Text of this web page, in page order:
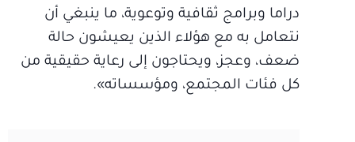
دراما وبرامج ثقافية وتوعوية، ما ينبغي أن
نتعامل به مع هؤلاء الذين يعيشون حالة
ضعف، وعجز، ويحتاجون إلى رعاية حقيقية من
كل فئات المجتمع، ومؤسساته».